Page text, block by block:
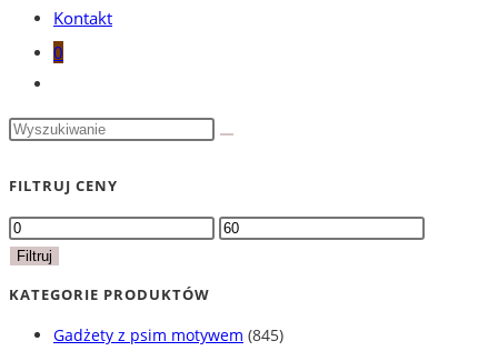
Kontakt
0
website
search
FILTRUJ CENY
Cena
min
Cena
Filtruj
KATEGORIE PRODUKTÓW
Gadżety z psim motywem (845)